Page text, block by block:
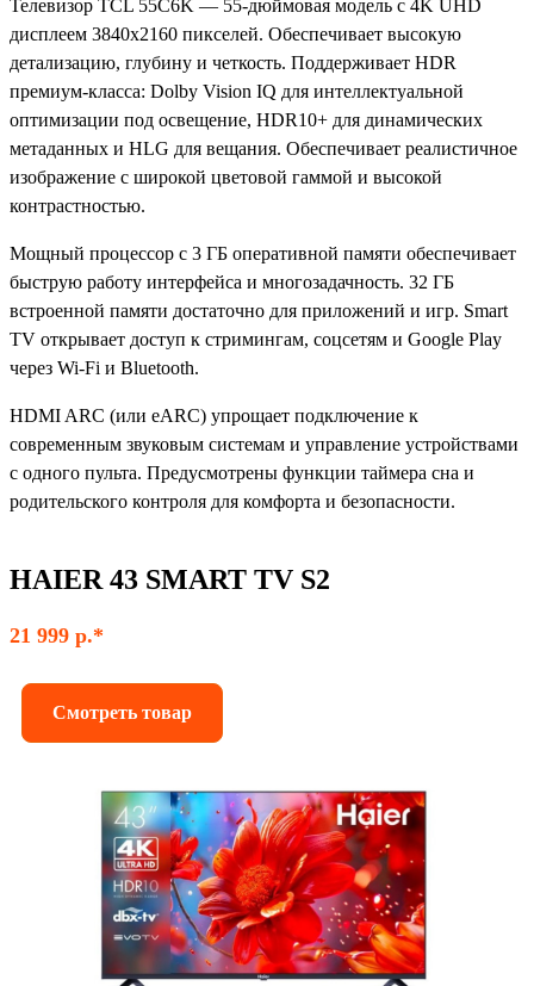
Телевизор TCL 55C6K — 55-дюймовая модель с 4K UHD
дисплеем 3840x2160 пикселей. Обеспечивает высокую
детализацию, глубину и четкость. Поддерживает HDR
премиум-класса: Dolby Vision IQ для интеллектуальной
оптимизации под освещение, HDR10+ для динамических
метаданных и HLG для вещания. Обеспечивает реалистичное
изображение с широкой цветовой гаммой и высокой
контрастностью.
Мощный процессор с 3 ГБ оперативной памяти обеспечивает
быструю работу интерфейса и многозадачность. 32 ГБ
встроенной памяти достаточно для приложений и игр. Smart
TV открывает доступ к стримингам, соцсетям и Google Play
через Wi-Fi и Bluetooth.
HDMI ARC (или eARC) упрощает подключение к
современным звуковым системам и управление устройствами
с одного пульта. Предусмотрены функции таймера сна и
родительского контроля для комфорта и безопасности.
HAIER 43 SMART TV S2
21 999 р.*
Смотреть товар